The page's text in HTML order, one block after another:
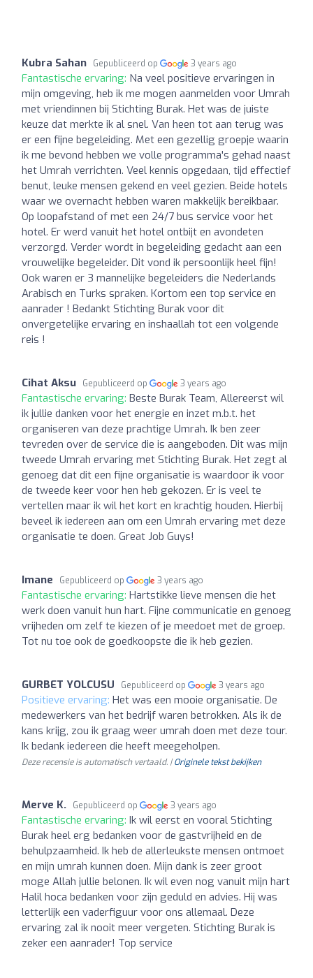
Kubra Sahan Gepubliceerd op 3 years ago
Fantastische ervaring: Na veel positieve ervaringen in
mijn omgeving, heb ik me mogen aanmelden voor Umrah
met vriendinnen bij Stichting Burak. Het was de juiste
keuze dat merkte ik al snel. Van heen tot aan terug was
er een fijne begeleiding. Met een gezellig groepje waarin
ik me bevond hebben we volle programma's gehad naast
het Umrah verrichten. Veel kennis opgedaan, tijd effectief
benut, leuke mensen gekend en veel gezien. Beide hotels
waar we overnacht hebben waren makkelijk bereikbaar.
Op loopafstand of met een 24/7 bus service voor het
hotel. Er werd vanuit het hotel ontbijt en avondeten
verzorgd. Verder wordt in begeleiding gedacht aan een
vrouwelijke begeleider. Dit vond ik persoonlijk heel fijn!
Ook waren er 3 mannelijke begeleiders die Nederlands
Arabisch en Turks spraken. Kortom een top service en
aanrader ! Bedankt Stichting Burak voor dit
onvergetelijke ervaring en inshaallah tot een volgende
reis !
Cihat Aksu Gepubliceerd op 3 years ago
Fantastische ervaring: Beste Burak Team, Allereerst wil
ik jullie danken voor het energie en inzet m.b.t. het
organiseren van deze prachtige Umrah. Ik ben zeer
tevreden over de service die is aangeboden. Dit was mijn
tweede Umrah ervaring met Stichting Burak. Het zegt al
genoeg dat dit een fijne organisatie is waardoor ik voor
de tweede keer voor hen heb gekozen. Er is veel te
vertellen maar ik wil het kort en krachtig houden. Hierbij
beveel ik iedereen aan om een Umrah ervaring met deze
organisatie te doen. Great Job Guys!
Imane Gepubliceerd op 3 years ago
Fantastische ervaring: Hartstikke lieve mensen die het
werk doen vanuit hun hart. Fijne communicatie en genoeg
vrijheden om zelf te kiezen of je meedoet met de groep.
Tot nu toe ook de goedkoopste die ik heb gezien.
GURBET YOLCUSU Gepubliceerd op 3 years ago
Positieve ervaring: Het was een mooie organisatie. De
medewerkers van het bedrijf waren betrokken. Als ik de
kans krijg, zou ik graag weer umrah doen met deze tour.
Ik bedank iedereen die heeft meegeholpen.
Deze recensie is automatisch vertaald. |Originele tekst bekijken
Merve K. Gepubliceerd op 3 years ago
Fantastische ervaring: Ik wil eerst en vooral Stichting
Burak heel erg bedanken voor de gastvrijheid en de
behulpzaamheid. Ik heb de allerleukste mensen ontmoet
en mijn umrah kunnen doen. Mijn dank is zeer groot
moge Allah jullie belonen. Ik wil even nog vanuit mijn hart
Halil hoca bedanken voor zijn geduld en advies. Hij was
letterlijk een vaderfiguur voor ons allemaal. Deze
ervaring zal ik nooit meer vergeten. Stichting Burak is
zeker een aanrader! Top service